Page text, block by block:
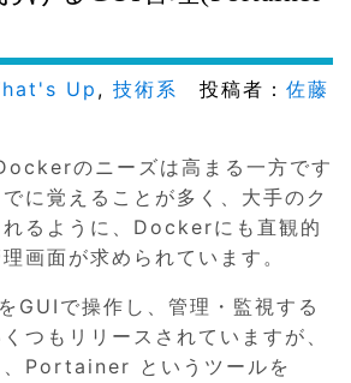
Up , 技術系 投稿者： 佐藤
のニーズは高まる一方です
に覚えることが多く、大手のク
るように、Dockerにも直観的
画面が求められています。
GUIで操作し、管理・監視する
つもリリースされていますが、
、Portainer というツールを